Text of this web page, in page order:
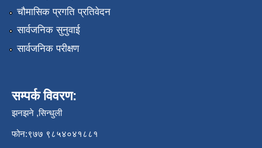
चौमासिक प्रगति प्रतिवेदन
सार्वजनिक सुनुवाई
सार्वजनिक परीक्षण
सम्पर्क विवरण:
झनझने ,सिन्धुली
फोन:९७७ ९८५४०४१८८१